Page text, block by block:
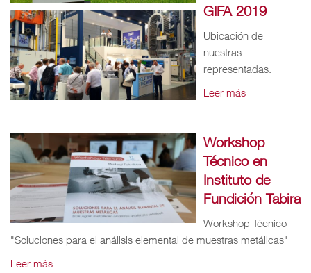
GIFA 2019
Ubicación de
nuestras
representadas.
Leer más
Workshop
Técnico en
Instituto de
Fundición Tabira
Workshop Técnico
"Soluciones para el análisis elemental de muestras metálicas"
Leer más